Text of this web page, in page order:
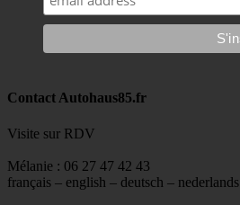
Contact Autohaus85.fr
Visite sur RDV
Mélanie : 06 27 47 42 43
français – english – deutsch – nederlands